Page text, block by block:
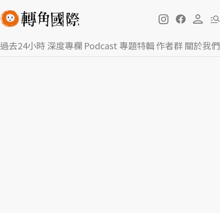
過去24小時深度專欄 Podcast 專題特輯作者群關於我們